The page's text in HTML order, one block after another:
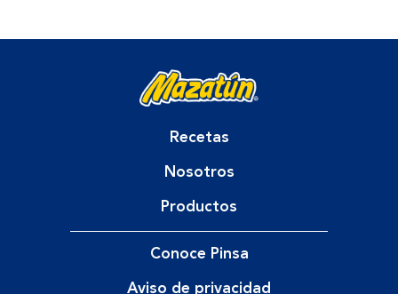
Recetas
Nosotros
Productos
Conoce Pinsa
Aviso de privacidad